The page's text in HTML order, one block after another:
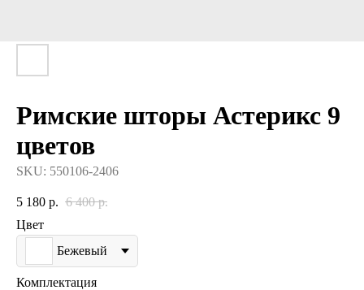
Римские шторы Астерикс 9
цветов
SKU: 550106-2406
5 180 р. 6 400 р.
Цвет
Бежевый
Комплектация